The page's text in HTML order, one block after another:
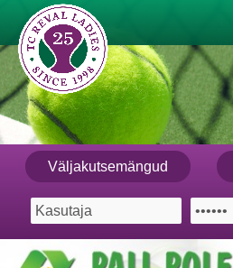
Väljakutsemängud